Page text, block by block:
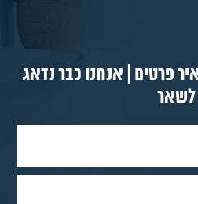
פרטים | אנחנו כבר נדאג
לשאר